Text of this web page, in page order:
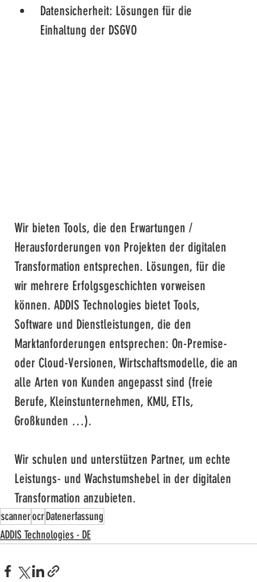
Datensicherheit: Lösungen für die
Einhaltung der DSGVO
Wir bieten Tools, die den Erwartungen /
Herausforderungen von Projekten der digitalen
Transformation entsprechen. Lösungen, für die
wir mehrere Erfolgsgeschichten vorweisen
können. ADDIS Technologies bietet Tools,
Software und Dienstleistungen, die den
Marktanforderungen entsprechen: On-Premise-
oder Cloud-Versionen, Wirtschaftsmodelle, die an
alle Arten von Kunden angepasst sind (freie
Berufe, Kleinstunternehmen, KMU, ETIs,
Großkunden …).
Wir schulen und unterstützen Partner, um echte
Leistungs- und Wachstumshebel in der digitalen
Transformation anzubieten.
scannerocrDatenerfassung
ADDIS Technologies - DE